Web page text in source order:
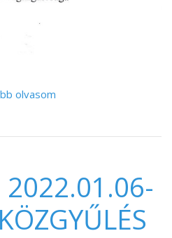
olvasom
2022.01.06-